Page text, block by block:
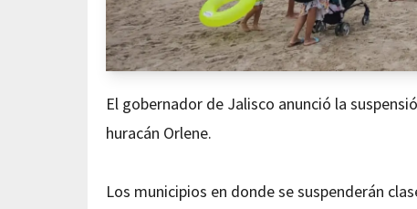
El gobernador de Jalisco anunció la
huracán Orlene.
Los municipios en donde se suspenderán